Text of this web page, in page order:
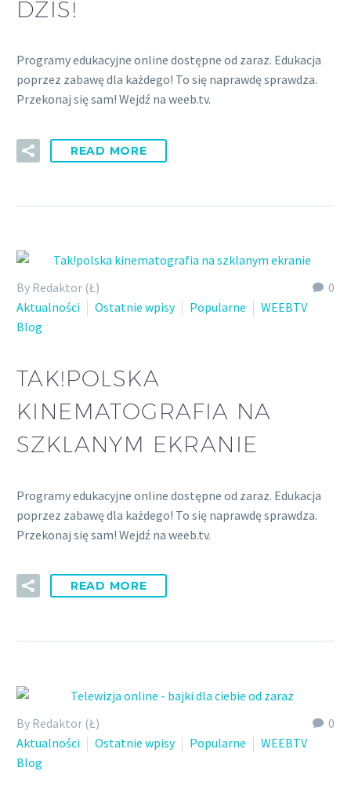
DZIŚ!
Programy edukacyjne online dostępne od zaraz. Edukacja
poprzez zabawę dla każdego! To się naprawdę sprawdza.
Przekonaj się sam! Wejdź na weeb.tv.
READ MORE
0
By Redaktor (Ł)
Aktualności
Ostatnie wpisy Popularne
WEEBTV
Blog
TAK!POLSKA
KINEMATOGRAFIA NA
SZKLANYM EKRANIE
Programy edukacyjne online dostępne od zaraz. Edukacja
poprzez zabawę dla każdego! To się naprawdę sprawdza.
Przekonaj się sam! Wejdź na weeb.tv.
READ MORE
0
By Redaktor (Ł)
Aktualności
Ostatnie wpisy Popularne
WEEBTV
Blog